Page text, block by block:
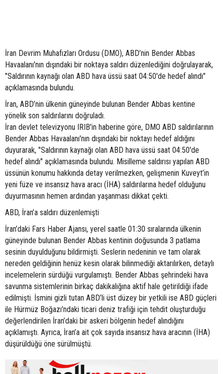
İran Devrim Muhafızları Ordusu (DMO), ABD’nin Bender Abbas
Havaalanı'nın dışındaki bir noktaya saldırı düzenlediğini doğrulayarak,
"Saldırının kaynağı olan ABD hava üssü saat 04:50'de hedef alındı"
açıklamasında bulundu.
İran, ABD’nin ülkenin güneyinde bulunan Bender Abbas kentine
yönelik son saldırılarını doğruladı.
İran devlet televizyonu IRIB'in haberine göre, DMO ABD saldırılarının
Bender Abbas Havaalanı'nın dışındaki bir noktayı hedef aldığını
duyurarak, "Saldırının kaynağı olan ABD hava üssü saat 04:50'de
hedef alındı" açıklamasında bulundu. Misilleme saldırısı yapılan ABD
üssünün konumu hakkında detay verilmezken, gelişmenin Kuveyt’in
yeni füze ve insansız hava aracı (İHA) saldırılarına hedef olduğunu
duyurmasının hemen ardından yaşanması dikkat çekti.
ABD, İran’a saldırı düzenlemişti
İran’daki Fars Haber Ajansı, yerel saatle 01:30 sıralarında ülkenin
güneyinde bulunan Bender Abbas kentinin doğusunda 3 patlama
sesinin duyulduğunu bildirmişti. Seslerin nedeninin ve tam olarak
nereden geldiğinin henüz kesin olarak bilinmediği aktarılırken, detaylı
incelemelerin sürdüğü vurgulamıştı. Bender Abbas şehrindeki hava
savunma sistemlerinin birkaç dakikalığına aktif hale getirildiği ifade
edilmişti. İsmini gizli tutan ABD’li üst düzey bir yetkili ise ABD güçleri
ile Hürmüz Boğazı'ndaki ticari deniz trafiği için tehdit oluşturduğu
değerlendirilen İran’daki bir askeri bölgenin hedef alındığını
açıklamıştı. Ayrıca, İran’a ait çok sayıda insansız hava aracının (İHA)
düşürüldüğü öne sürülmüştü.